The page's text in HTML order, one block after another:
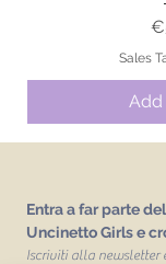
Sales
Add
Entra a far parte
Uncinetto Girls e
Iscriviti alla newsletter